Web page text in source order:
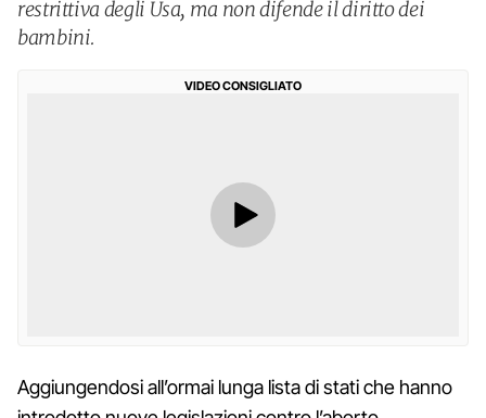
restrittiva degli Usa, ma non difende il diritto dei
bambini.
VIDEO CONSIGLIATO
Aggiungendosi all’ormai lunga lista di stati che hanno